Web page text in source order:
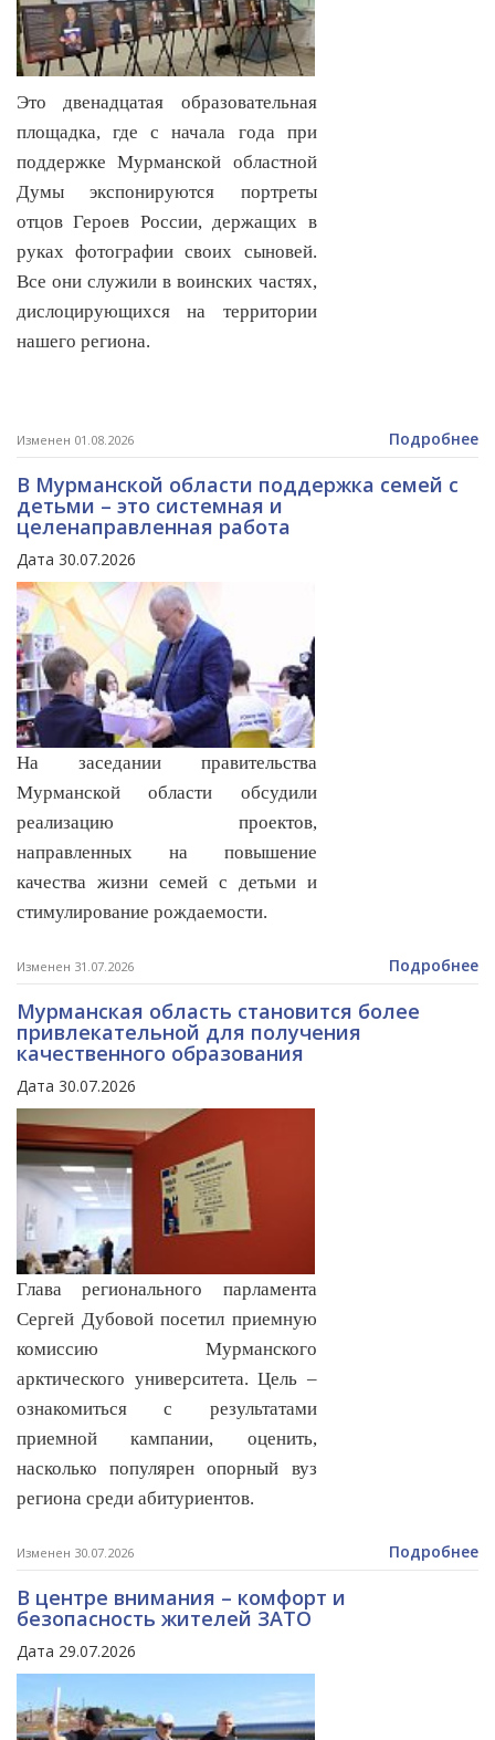
Это двенадцатая образовательная
площадка, где с начала года при
поддержке Мурманской областной
Думы экспонируются портреты
отцов Героев России, держащих в
руках фотографии своих сыновей.
Все они служили в воинских частях,
дислоцирующихся на территории
нашего региона.
Изменен 01.08.2026 Подробнее
В Мурманской области поддержка семей с
детьми – это системная и
целенаправленная работа
Дата 30.07.2026
На заседании правительства
Мурманской области обсудили
реализацию проектов,
направленных на повышение
качества жизни семей с детьми и
стимулирование рождаемости.
Изменен 31.07.2026 Подробнее
Мурманская область становится более
привлекательной для получения
качественного образования
Дата 30.07.2026
Глава регионального парламента
Сергей Дубовой посетил приемную
комиссию Мурманского
арктического университета. Цель –
ознакомиться с результатами
приемной кампании, оценить,
насколько популярен опорный вуз
региона среди абитуриентов.
Изменен 30.07.2026 Подробнее
В центре внимания – комфорт и
безопасность жителей ЗАТО
Дата 29.07.2026